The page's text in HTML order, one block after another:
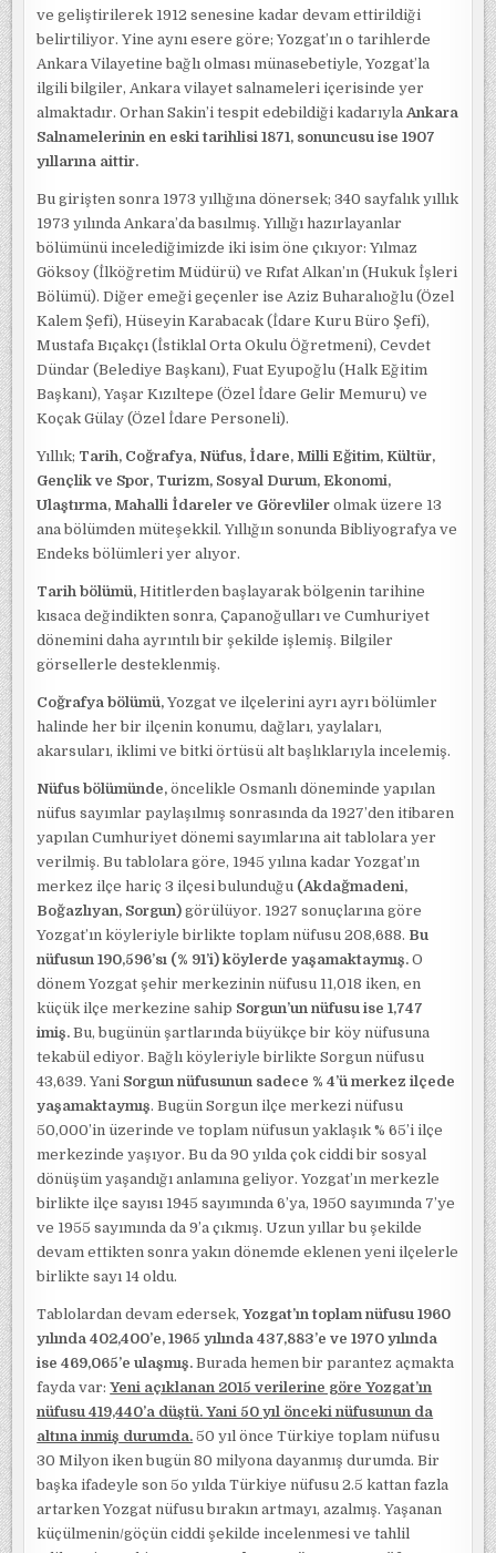
ve geliştirilerek 1912 senesine kadar devam ettirildiği
belirtiliyor. Yine aynı esere göre; Yozgat’ın o tarihlerde
Ankara Vilayetine bağlı olması münasebetiyle, Yozgat’la
ilgili bilgiler, Ankara vilayet salnameleri içerisinde yer
almaktadır. Orhan Sakin’i tespit edebildiği kadarıylaAnkara
Salnamelerinin en eski tarihlisi 1871, sonuncusu ise 1907
yıllarına aittir.
Bu girişten sonra 1973 yıllığına dönersek; 340 sayfalık yıllık
1973 yılında Ankara’da basılmış. Yıllığı hazırlayanlar
bölümünü incelediğimizde iki isim öne çıkıyor: Yılmaz
Göksoy (İlköğretim Müdürü) ve Rıfat Alkan’ın (Hukuk İşleri
Bölümü). Diğer emeği geçenler ise Aziz Buharalıoğlu (Özel
Kalem Şefi), Hüseyin Karabacak (İdare Kuru Büro Şefi),
Mustafa Bıçakçı (İstiklal Orta Okulu Öğretmeni), Cevdet
Dündar (Belediye Başkanı), Fuat Eyupoğlu (Halk Eğitim
Başkanı), Yaşar Kızıltepe (Özel İdare Gelir Memuru) ve
Koçak Gülay (Özel İdare Personeli).
Yıllık; Tarih, Coğrafya, Nüfus, İdare, Milli Eğitim, Kültür,
Gençlik ve Spor, Turizm, Sosyal Durum, Ekonomi,
Ulaştırma, Mahalli İdareler ve Görevliler olmak üzere 13
ana bölümden müteşekkil. Yıllığın sonunda Bibliyografya ve
Endeks bölümleri yer alıyor.
Tarih bölümü, Hititlerden başlayarak bölgenin tarihine
kısaca değindikten sonra, Çapanoğulları ve Cumhuriyet
dönemini daha ayrıntılı bir şekilde işlemiş. Bilgiler
görsellerle desteklenmiş.
Coğrafya bölümü, Yozgat ve ilçelerini ayrı ayrı bölümler
halinde her bir ilçenin konumu, dağları, yaylaları,
akarsuları, iklimi ve bitki örtüsü alt başlıklarıyla incelemiş.
Nüfus bölümünde, öncelikle Osmanlı döneminde yapılan
nüfus sayımlar paylaşılmış sonrasında da 1927’den itibaren
yapılan Cumhuriyet dönemi sayımlarına ait tablolara yer
verilmiş. Bu tablolara göre, 1945 yılına kadar Yozgat’ın
merkez ilçe hariç 3 ilçesi bulunduğu (Akdağmadeni,
Boğazlıyan, Sorgun) görülüyor. 1927 sonuçlarına göre
Yozgat’ın köyleriyle birlikte toplam nüfusu 208,688. Bu
nüfusun 190,596’sı (% 91’i) köylerde yaşamaktaymış. O
dönem Yozgat şehir merkezinin nüfusu 11,018 iken, en
küçük ilçe merkezine sahip Sorgun’un nüfusu ise 1,747
imiş. Bu, bugünün şartlarında büyükçe bir köy nüfusuna
tekabül ediyor. Bağlı köyleriyle birlikte Sorgun nüfusu
43,639. Yani Sorgun nüfusunun sadece % 4’ü merkez ilçede
yaşamaktaymış. Bugün Sorgun ilçe merkezi nüfusu
50,000’in üzerinde ve toplam nüfusun yaklaşık % 65’i ilçe
merkezinde yaşıyor. Bu da 90 yılda çok ciddi bir sosyal
dönüşüm yaşandığı anlamına geliyor. Yozgat’ın merkezle
birlikte ilçe sayısı 1945 sayımında 6’ya, 1950 sayımında 7’ye
ve 1955 sayımında da 9’a çıkmış. Uzun yıllar bu şekilde
devam ettikten sonra yakın dönemde eklenen yeni ilçelerle
birlikte sayı 14 oldu.
Tablolardan devam edersek,Yozgat’ın toplam nüfusu 1960
yılında 402,400’e, 1965 yılında 437,883’e ve 1970 yılında
ise 469,065’e ulaşmış. Burada hemen bir parantez açmakta
fayda var:Yeni açıklanan 2015 verilerine göre Yozgat’ın
nüfusu 419,440’a düştü. Yani 50 yıl önceki nüfusunun da
altına inmiş durumda. 50 yıl önce Türkiye toplam nüfusu
30 Milyon iken bugün 80 milyona dayanmış durumda. Bir
başka ifadeyle son 5o yılda Türkiye nüfusu 2.5 kattan fazla
artarken Yozgat nüfusu bırakın artmayı, azalmış. Yaşanan
küçülmenin/göçün ciddi şekilde incelenmesi ve tahlil